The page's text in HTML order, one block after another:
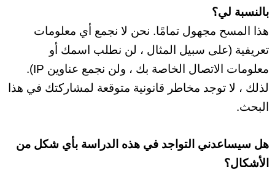
بالنسبة لي؟
هذا المسح مجهول تمامًا. نحن لا نجمع أي معلومات
تعريفية (على سبيل المثال ، لن نطلب اسمك أو
معلومات الاتصال الخاصة بك ، ولن نجمع عناوين IP).
لذلك ، لا توجد مخاطر قانونية متوقعة لمشاركتك في هذا
البحث.
هل سيساعدني التواجد في هذه الدراسة بأي شكل من
الأشكال؟